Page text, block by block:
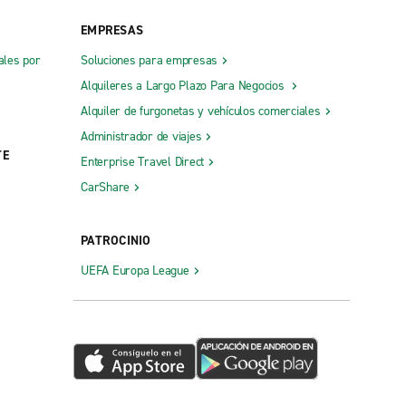
Thornton
Savannah, Abercorn St.
Savannah, Little Neck Rd.
Savannah, Thunderbolt
Savannah, White Bluff Rd.
Stockbridge
Stone Mountain
por
EMPRESAS
Soluciones para empresas
Alquileres a Largo Plazo Para Negocios
Alquiler de furgonetas y vehículos comerciales
Administrador de viajes
Enterprise Travel Direct
CarShare
PATROCINIO
UEFA Europa League